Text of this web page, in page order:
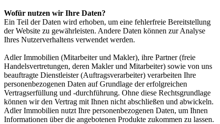
Wofür nutzen wir Ihre Daten?
Ein Teil der Daten wird erhoben, um eine fehlerfreie Bereitstellung
der Website zu gewährleisten. Andere Daten können zur Analyse
Ihres Nutzerverhaltens verwendet werden.
Adler Immobilien (Mitarbeiter und Makler), ihre Partner (freie
Handelsvertretungen, deren Makler und Mitarbeiter) sowie von uns
beauftragte Dienstleister (Auftragsverarbeiter) verarbeiten Ihre
personenbezogenen Daten auf Grundlage der erfolgreichen
Vertragserfüllung und -durchführung. Ohne diese Rechtsgrundlage
können wir den Vertrag mit Ihnen nicht abschließen und abwickeln.
Adler Immobilien nutzt Ihre personenbezogenen Daten, um Ihnen
Informationen über die angebotenen Produkte zukommen zu lassen.